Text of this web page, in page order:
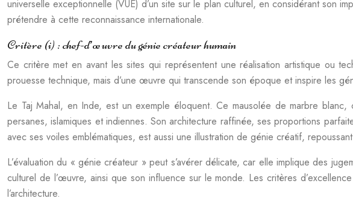
universelle exceptionnelle (VUE) d’un site sur le plan culturel, en considérant son
prétendre à cette reconnaissance internationale.
Critère (i) : chef-d’œuvre du génie créateur humain
Ce critère met en avant les sites qui représentent une réalisation artistique ou
prouesse technique, mais d’une œuvre qui transcende son époque et inspire les
Le Taj Mahal, en Inde, est un exemple éloquent. Ce mausolée de marbre blanc,
persanes, islamiques et indiennes. Son architecture raffinée, ses proportions
avec ses voiles emblématiques, est aussi une illustration de génie créatif,
L’évaluation du « génie créateur » peut s’avérer délicate, car elle implique des
culturel de l’œuvre, ainsi que son influence sur le monde. Les critères
l’architecture.